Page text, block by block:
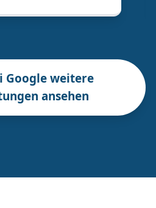
Google weitere
ansehen